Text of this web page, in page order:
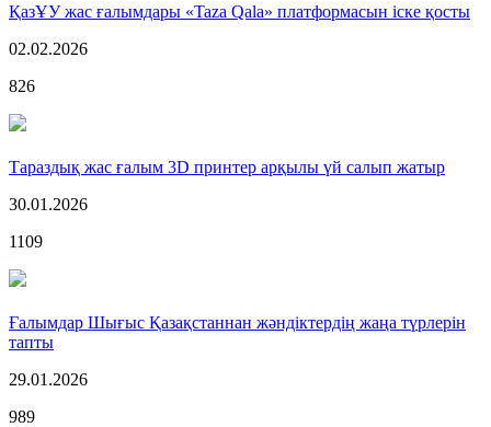
ҚазҰУ жас ғалымдары «Taza Qala» платформасын іске қосты
02.02.2026
826
Тараздық жас ғалым 3D принтер арқылы үй салып жатыр
30.01.2026
1109
Ғалымдар Шығыс Қазақстаннан жәндіктердің жаңа түрлерін
тапты
29.01.2026
989